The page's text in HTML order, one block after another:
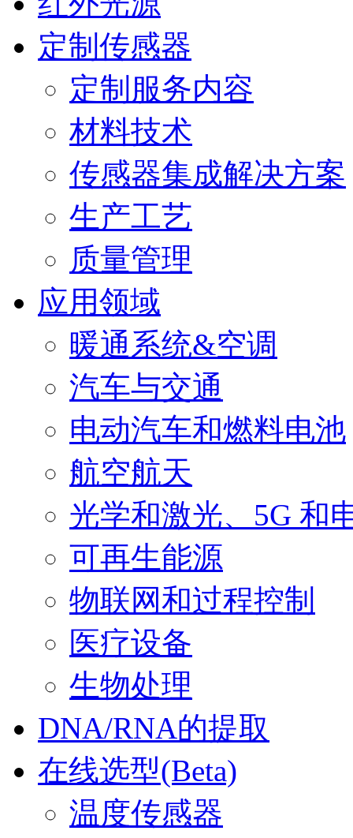
定制传感器
定制服务内容
材料技术
传感器集成解决方案
生产工艺
质量管理
应用领域
暖通系统&空调
汽车与交通
电动汽车和燃料电池
航空航天
光学和激光、5G 和
可再生能源
物联网和过程控制
医疗设备
生物处理
DNA/RNA的提取
在线选型(Beta)
温度传感器